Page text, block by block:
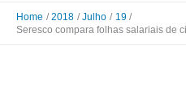
Home 2018 Julho
19
Seresco compara folhas salariais de